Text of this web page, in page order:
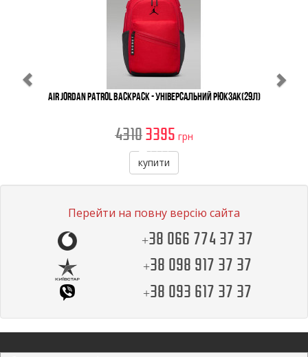
Air Jordan Patrol Backpack - Універсальний Рюкзак(29л)
43103395 грн
купити
Перейти на повну версію сайта
+38 066 774 37 37
+38 098 917 37 37
+38 093 617 37 37